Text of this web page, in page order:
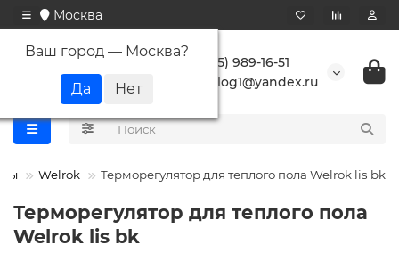
Москва
Ваш город — Москва?
+7 (495) 989-16-51
buranlog1@yandex.ru
Welrok Терморегулятор для теплого пола Welrok lis bk
Терморегулятор для теплого пола
Welrok lis bk